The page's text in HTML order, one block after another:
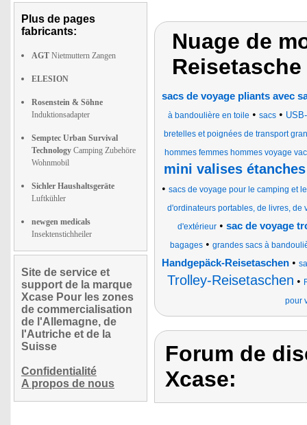
Plus de pages
fabricants:
AGT Nietmuttern Zangen
ELESION
Rosenstein & Söhne
Induktionsadapter
Semptec Urban Survival
Technology Camping Zubehöre
Wohnmobil
Sichler Haushaltsgeräte
Luftkühler
newgen medicals
Insektenstichheiler
Site de service et
support de la marque
Xcase Pour les zones
de commercialisation
de l'Allemagne, de
l'Autriche et de la
Suisse
Confidentialité
A propos de nous
Nuage de
Reisetasche
sacs de voyage pliants avec
à bandoulière en toile • sacs •
bretelles et poignées de transport
hommes femmes hommes voyage
mini valises
• sacs de voyage pour le camping et
d'ordinateurs portables, de livres, de
d'extérieur• sac de voyage
bagages • grandes sacs à
Handgepäck-Reisetaschen •
Trolley-Reisetaschen •
pour
Forum de
Xcase: